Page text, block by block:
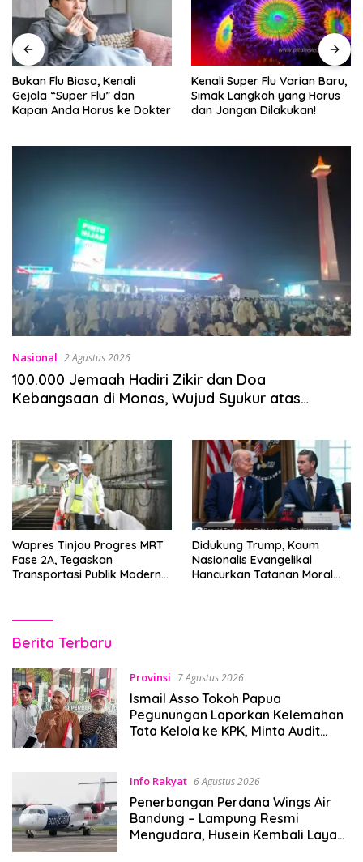
Bukan Flu Biasa, Kenali
Gejala “Super Flu” dan
Kapan Anda Harus ke Dokter
Kenali Super Flu Varian Baru,
Simak Langkah yang Harus
dan Jangan Dilakukan!
Nasional 2 Agustus 2026
100.000 Jemaah Hadiri Zikir dan Doa
Kebangsaan di Monas, Wujud Syukur atas
Wapres Tinjau Progres MRT
Fase 2A, Tegaskan
Transportasi Publik Modern
Didukung Trump, Kaum
Nasionalis Evangelikal
Hancurkan Tatanan Moral
Pitanews.com
Berita Terbaru
Provinsi 7 Agustus 2026
Ismail Asso Tokoh Papua
Pegunungan Laporkan Kelemahan
Tata Kelola ke KPK, Minta Audit
Info Rakyat 6 Agustus 2026
Penerbangan Perdana Wings Air
Bandung – Lampung Resmi
Mengudara, Husein Kembali Layani